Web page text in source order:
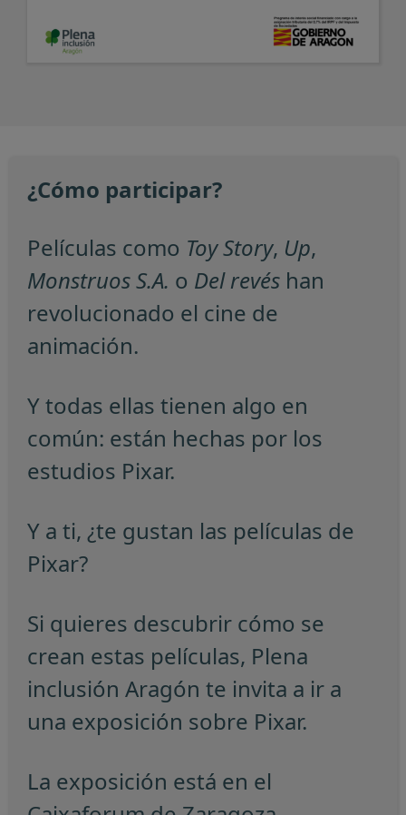
¿Cómo participar?
Películas como Toy Story, Up,
Monstruos S.A. o Del revés han
revolucionado el cine de
animación.
Y todas ellas tienen algo en
común: están hechas por los
estudios Pixar.
Y a ti, ¿te gustan las películas de
Pixar?
Si quieres descubrir cómo se
crean estas películas, Plena
inclusión Aragón te invita a ir a
una exposición sobre Pixar.
La exposición está en el